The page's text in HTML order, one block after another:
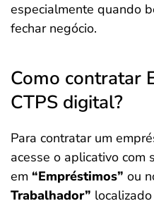
especialmente quando
fechar negócio.
Como contratar
CTPS digital?
Para contratar um
acesse o aplicativo com
em “Empréstimos” ou
Trabalhador”